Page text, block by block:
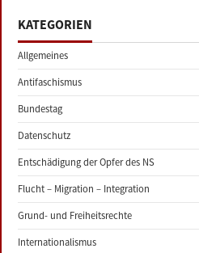
KATEGORIEN
Allgemeines
Antifaschismus
Bundestag
Datenschutz
Entschädigung der Opfer des NS
Flucht – Migration – Integration
Grund- und Freiheitsrechte
Internationalismus